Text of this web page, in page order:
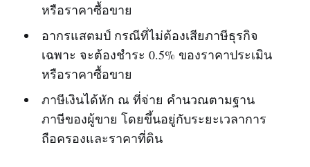
หรือราคาซื้อขาย
อากรแสตมป์ กรณีที่ไม่ต้องเสียภาษีธุรกิจ
เฉพาะ จะต้องชำระ 0.5% ของราคาประเมิน
หรือราคาซื้อขาย
ภาษีเงินได้หัก ณ ที่จ่าย คำนวณตามฐาน
ภาษีของผู้ขาย โดยขึ้นอยู่กับระยะเวลาการ
ถือครองและราคาที่ดิน